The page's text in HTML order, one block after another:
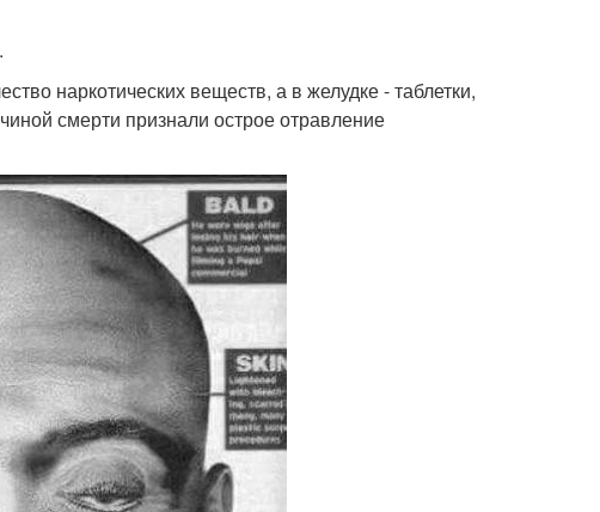
наркотических веществ, а в желудке - таблетки,
смерти признали острое отравление